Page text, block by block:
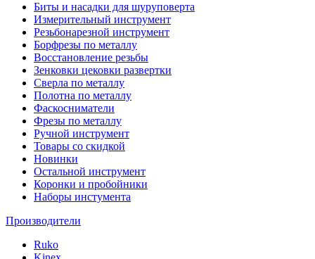
Биты и насадки для шуруповерта
Измерительный инструмент
Резьбонарезной инструмент
Борфрезы по металлу
Восстановление резьбы
Зенковки цековки развертки
Сверла по металлу
Полотна по металлу
Фаскосниматели
Фрезы по металлу
Ручной инструмент
Товары со скидкой
Новинки
Остальной инструмент
Коронки и пробойники
Наборы инстумента
Производители
Ruko